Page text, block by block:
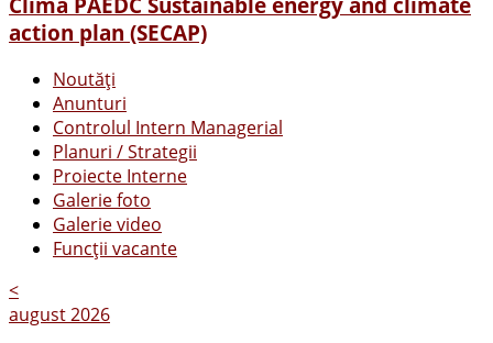
action plan (SECAP)
Noutăți
Anunturi
Controlul Intern Managerial
Planuri / Strategii
Proiecte Interne
Galerie foto
Galerie video
Funcții vacante
<
august 2026